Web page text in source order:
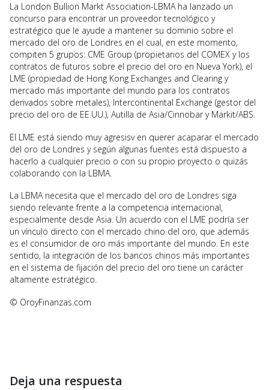
La London Bullion Markt Association-LBMA ha lanzado un
concurso para encontrar un proveedor tecnológico y
estratégico que le ayude a mantener su dominio sobre el
mercado del oro de Londres en el cual, en este momento,
compiten 5 grupos: CME Group (propietarios del COMEX y los
contratos de futuros sobre el precio del oro en Nueva York), el
LME (propiedad de Hong Kong Exchanges and Clearing y
mercado más importante del mundo para los contratos
derivados sobre metales), Intercontinental Exchange (gestor del
precio del oro de EE.UU.), Autilla de Asia/Cinnobar y Markit/ABS.
El LME está siendo muy agresisv en querer acaparar el mercado
del oro de Londres y según algunas fuentes está dispuesto a
hacerlo a cualquier precio o con su propio proyecto o quizás
colaborando con la LBMA.
La LBMA necesita que el mercado del oro de Londres siga
siendo relevante frente a la competencia internacional,
especialmente desde Asia. Un acuerdo con el LME podría ser
un vínculo directo con el mercado chino del oro, que además
es el consumidor de oro más importante del mundo. En este
sentido, la integración de los bancos chinos más importantes
en el sistema de fijación del precio del oro tiene un carácter
altamente estratégico.
© OroyFinanzas.com
Deja una respuesta